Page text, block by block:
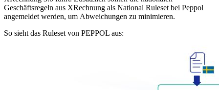
Geschäftsregeln aus XRechnung als National Ruleset bei Peppol
angemeldet werden, um Abweichungen zu minimieren.
So sieht das Ruleset von PEPPOL aus: